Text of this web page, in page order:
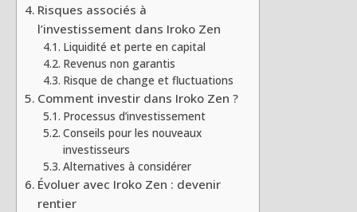
Risques associés à
l’investissement dans Iroko Zen
Liquidité et perte en capital
Revenus non garantis
Risque de change et fluctuations
Comment investir dans Iroko Zen ?
Processus d’investissement
Conseils pour les nouveaux
investisseurs
Alternatives à considérer
Évoluer avec Iroko Zen : devenir
rentier